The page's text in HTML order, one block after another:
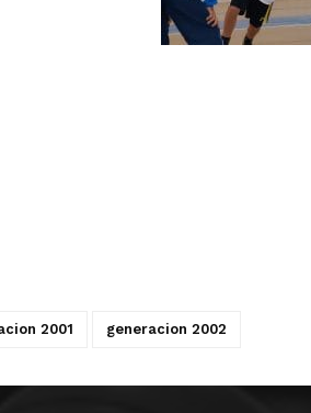
2001 generacion 2002